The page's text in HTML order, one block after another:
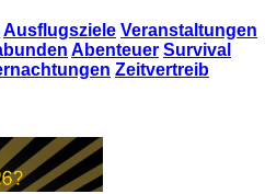
Ausflugsziele Veranstaltungen
Abenteuer Survival
Zeitvertreib